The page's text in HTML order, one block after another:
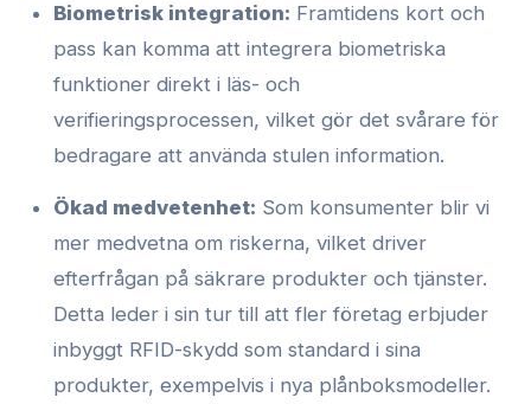
Biometrisk integration: Framtidens kort och
pass kan komma att integrera biometriska
funktioner direkt i läs- och
verifieringsprocessen, vilket gör det svårare för
bedragare att använda stulen information.
Ökad medvetenhet: Som konsumenter blir vi
mer medvetna om riskerna, vilket driver
efterfrågan på säkrare produkter och tjänster.
Detta leder i sin tur till att fler företag erbjuder
inbyggt RFID-skydd som standard i sina
produkter, exempelvis i nya plånboksmodeller.